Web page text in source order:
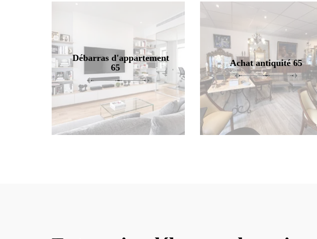
Débarras d'appartement
65
Achat antiquité 65